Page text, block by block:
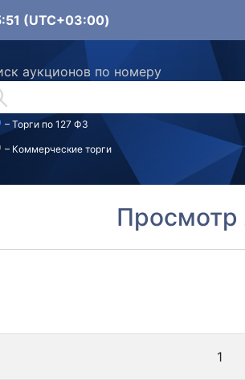
(UTC+03:00)
аукционов по номеру
– Торги по 127 ФЗ
– Коммерческие торги
Просмотр
1